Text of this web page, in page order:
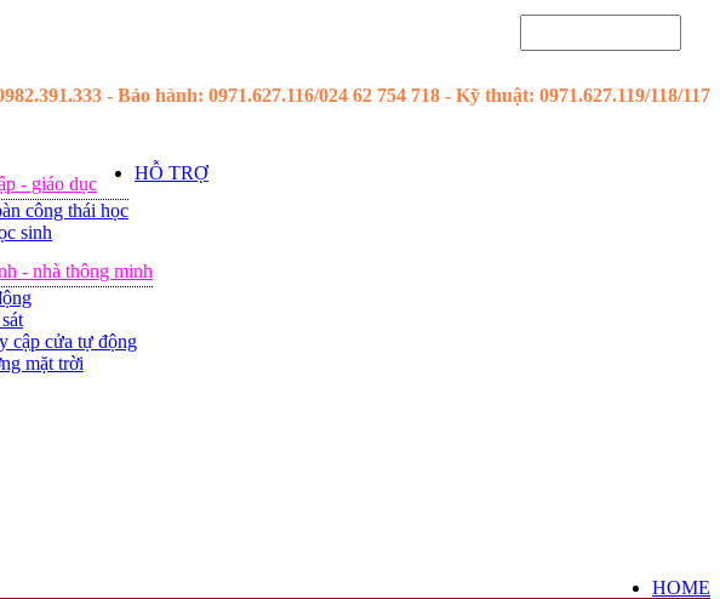
- Bảo hành: 0971.627.116/024 62 754 718 - Kỹ thuật: 0971.627.119/118/117
- giáo dục
công thái học
sinh
- nhà thông minh
cập cửa tự động
mặt trời
HỖ TRỢ
HOME